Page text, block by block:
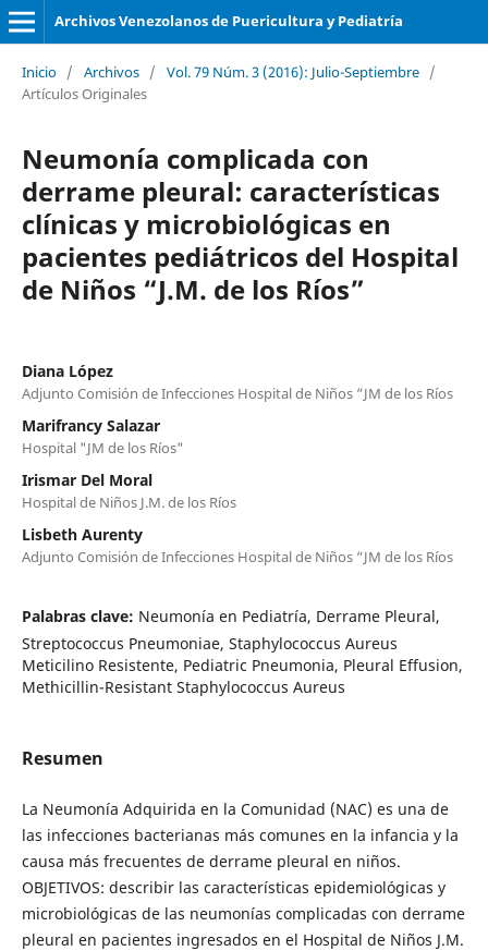
Archivos Venezolanos de Puericultura y Pediatría
Inicio / Archivos / Vol. 79 Núm. 3 (2016): Julio-Septiembre /
Artículos Originales
Neumonía complicada con
derrame pleural: características
clínicas y microbiológicas en
pacientes pediátricos del Hospital
de Niños “J.M. de los Ríos”
Diana López
Adjunto Comisión de Infecciones Hospital de Niños “JM de los Ríos
Marifrancy Salazar
Hospital "JM de los Ríos"
Irismar Del Moral
Hospital de Niños J.M. de los Ríos
Lisbeth Aurenty
Adjunto Comisión de Infecciones Hospital de Niños “JM de los Ríos
Palabras clave: Neumonía en Pediatría, Derrame Pleural,
Streptococcus Pneumoniae, Staphylococcus Aureus
Meticilino Resistente, Pediatric Pneumonia, Pleural Effusion,
Methicillin-Resistant Staphylococcus Aureus
Resumen
La Neumonía Adquirida en la Comunidad (NAC) es una de
las infecciones bacterianas más comunes en la infancia y la
causa más frecuentes de derrame pleural en niños.
OBJETIVOS: describir las características epidemiológicas y
microbiológicas de las neumonías complicadas con derrame
pleural en pacientes ingresados en el Hospital de Niños J.M.